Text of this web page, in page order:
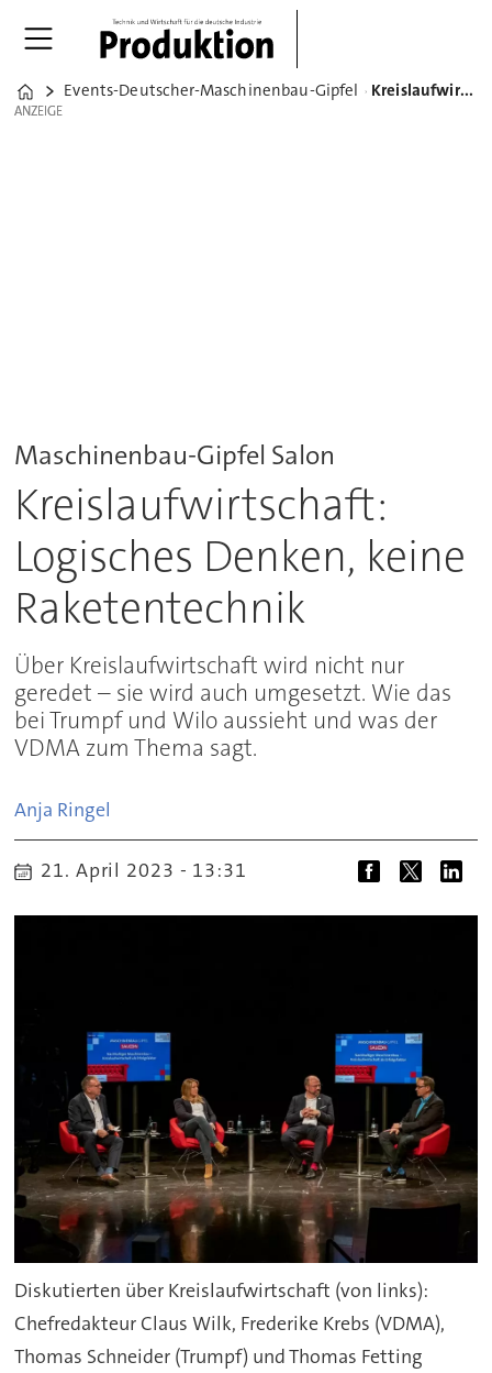
Home
Events-Deutscher-Maschinenbau-Gipfel Kreislaufwirtschaft: Logisches Denken, keine Raketentechnik
ANZEIGE
ANZEIGE
Maschinenbau-Gipfel Salon
Kreislaufwirtschaft:
Logisches Denken, keine
Raketentechnik
Über Kreislaufwirtschaft wird nicht nur
geredet – sie wird auch umgesetzt. Wie das
bei Trumpf und Wilo aussieht und was der
VDMA zum Thema sagt.
Anja Ringel
21. April 2023 - 13:31
Diskutierten über Kreislaufwirtschaft (von links):
Chefredakteur Claus Wilk, Frederike Krebs (VDMA),
Thomas Schneider (Trumpf) und Thomas Fetting